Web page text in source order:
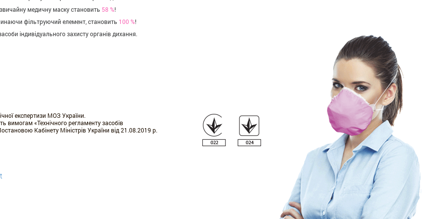
медичну маску становить 58 %!
фільтруючий елемент, становить 100 %!
індивідуального захисту органів дихання.
експертизи МОЗ України.
вимогам «Технічного регламенту засобів
Кабінету Міністрів України від 21.08.2019 р.